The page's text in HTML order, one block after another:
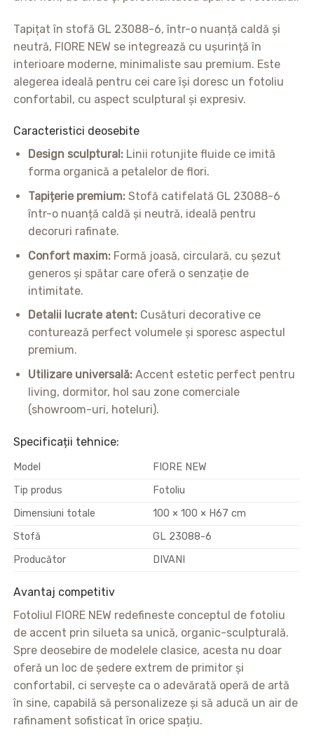
Tapițat în stofă GL 23088-6, într-o nuanță caldă și
neutră, FIORE NEW se integrează cu ușurință în
interioare moderne, minimaliste sau premium. Este
alegerea ideală pentru cei care își doresc un fotoliu
confortabil, cu aspect sculptural și expresiv.
Caracteristici deosebite
Design sculptural:Linii rotunjite fluide ce imită
forma organică a petalelor de flori.
Tapițerie premium:Stofă catifelată GL 23088-6
într-o nuanță caldă și neutră, ideală pentru
decoruri rafinate.
Confort maxim:Formă joasă, circulară, cu șezut
generos și spătar care oferă o senzație de
intimitate.
Detalii lucrate atent:Cusături decorative ce
conturează perfect volumele și sporesc aspectul
premium.
Utilizare universală:Accent estetic perfect pentru
living, dormitor, hol sau zone comerciale
(showroom-uri, hoteluri).
Specificații tehnice:
Model
FIORE NEW
Tip produs
Fotoliu
Dimensiuni totale
100 × 100 × H67 cm
Stofă
GL 23088-6
Producător
DIVANI
Avantaj competitiv
Fotoliul FIORE NEW redefineste conceptul de fotoliu
de accent prin silueta sa unică, organic-sculpturală.
Spre deosebire de modelele clasice, acesta nu doar
oferă un loc de ședere extrem de primitor și
confortabil, ci servește ca o adevărată operă de artă
în sine, capabilă să personalizeze și să aducă un air de
rafinament sofisticat în orice spațiu.